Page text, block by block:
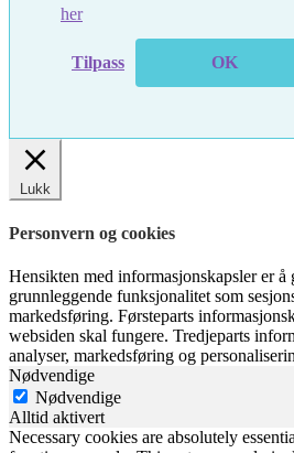
her
Tilpass OK
Lukk
Personvern og cookies
Hensikten med informasjonskapsler er å
grunnleggende funksjonalitet som
markedsføring. Førsteparts
websiden skal fungere. Tredjeparts
analyser, markedsføring og
Nødvendige
Nødvendige
Alltid aktivert
Necessary cookies are absolutely